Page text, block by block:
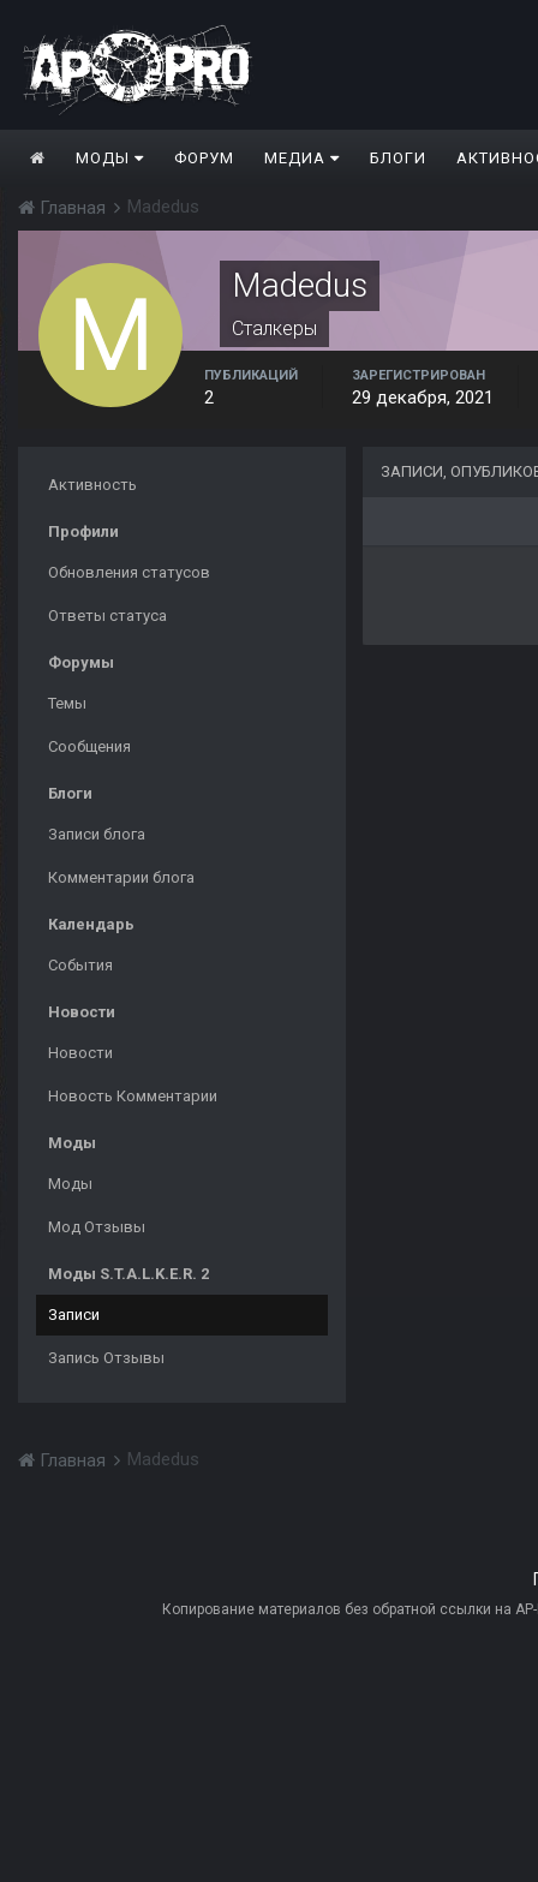
МОДЫ ФОРУМ МЕДИА БЛОГИ
Главная Madedus
Madedus
Сталкеры
ПУБЛИКАЦИЙ
2
ЗАРЕГИСТРИРОВАН
29 декабря, 2021
Активность
Профили
Обновления статусов
Ответы статуса
Форумы
Темы
Сообщения
Блоги
Записи блога
Комментарии блога
Календарь
События
Новости
Новости
Новость Комментарии
Моды
Моды
Мод Отзывы
Моды S.T.A.L.K.E.R. 2
Записи
Запись Отзывы
ЗАПИСИ,
Главная Madedus
Копирование материалов без обратной ссылки на